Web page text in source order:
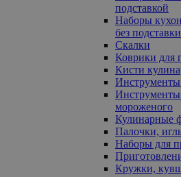
подставкой
Наборы
без подставки
Скалки
Коврики для
Кисти
Инструменты
Инструменты
мороженого
Кулинарные
Палочки,
Наборы для
Кружки,